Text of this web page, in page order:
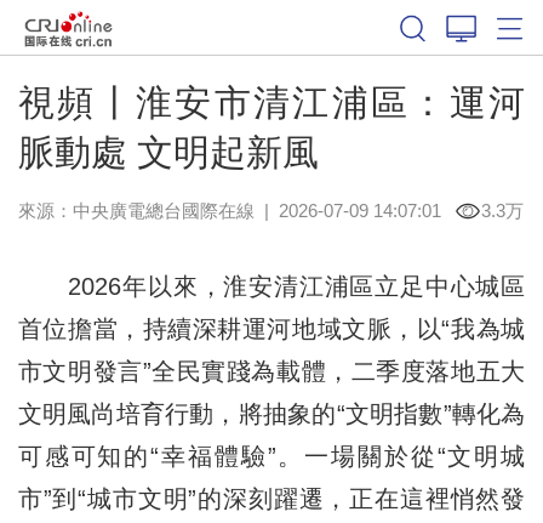
視頻丨淮安市清江浦區：運河
脈動處 文明起新風
來源：中央廣電總台國際在線 | 2026-07-09 14:07:01 3.3万
2026年以來，淮安清江浦區立足中心城區
首位擔當，持續深耕運河地域文脈，以“我為城
市文明發言”全民實踐為載體，二季度落地五大
文明風尚培育行動，將抽象的“文明指數”轉化為
可感可知的“幸福體驗”。一場關於從“文明城
市”到“城市文明”的深刻躍遷，正在這裡悄然發